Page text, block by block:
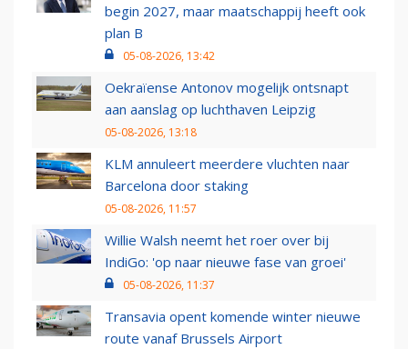
begin 2027, maar maatschappij heeft ook
plan B
05-08-2026, 13:42
Oekraïense Antonov mogelijk ontsnapt
aan aanslag op luchthaven Leipzig
05-08-2026, 13:18
KLM annuleert meerdere vluchten naar
Barcelona door staking
05-08-2026, 11:57
Willie Walsh neemt het roer over bij
IndiGo: 'op naar nieuwe fase van groei'
05-08-2026, 11:37
Transavia opent komende winter nieuwe
route vanaf Brussels Airport